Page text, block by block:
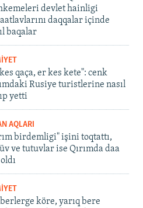
devlet hainligi
daqqalar içinde
baqalar
qaça, er kes kete": cenk
Rusiye turistlerine nasıl
yetti
AQLARI
birdemligi" işini toqtattı,
ve tutuvlar ise Qırımda daa
köre, yarıq bere